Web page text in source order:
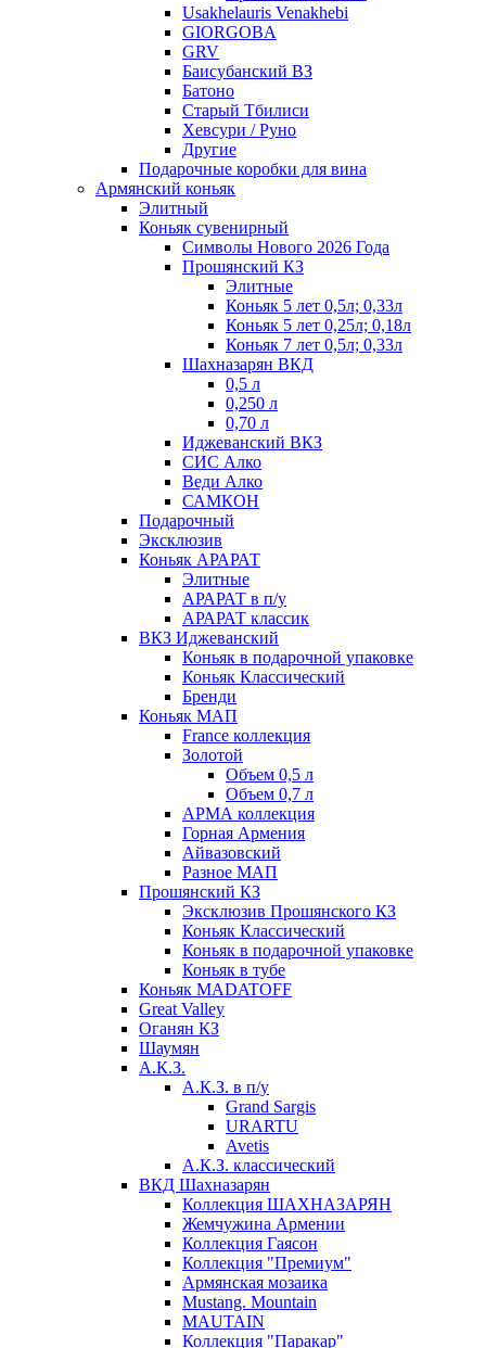
Usakhelauris Venakhebi
GIORGOBA
GRV
Баисубанский ВЗ
Батоно
Старый Тбилиси
Хевсури / Руно
Другие
Подарочные коробки для вина
Армянский коньяк
Элитный
Коньяк сувенирный
Символы Нового 2026 Года
Прошянский КЗ
Элитные
Коньяк 5 лет 0,5л; 0,33л
Коньяк 5 лет 0,25л; 0,18л
Коньяк 7 лет 0,5л; 0,33л
Шахназарян ВКД
0,5 л
0,250 л
0,70 л
Иджеванский ВКЗ
СИС Алко
Веди Алко
САМКОН
Подарочный
Эксклюзив
Коньяк АРАРАТ
Элитные
АРАРАТ в п/у
АРАРАТ классик
ВКЗ Иджеванский
Коньяк в подарочной упаковке
Коньяк Классический
Бренди
Коньяк МАП
France коллекция
Золотой
Объем 0,5 л
Объем 0,7 л
АРМА коллекция
Горная Армения
Айвазовский
Разное МАП
Прошянский КЗ
Эксклюзив Прошянского КЗ
Коньяк Классический
Коньяк в подарочной упаковке
Коньяк в тубе
Коньяк MADATOFF
Great Valley
Оганян КЗ
Шаумян
А.К.З.
А.К.З. в п/у
Grand Sargis
URARTU
Avetis
А.К.З. классический
ВКД Шахназарян
Коллекция ШАХНАЗАРЯН
Жемчужина Армении
Коллекция Гаясон
Коллекция "Премиум"
Армянская мозаика
Mustang. Mountain
MAUTAIN
Коллекция "Паракар"